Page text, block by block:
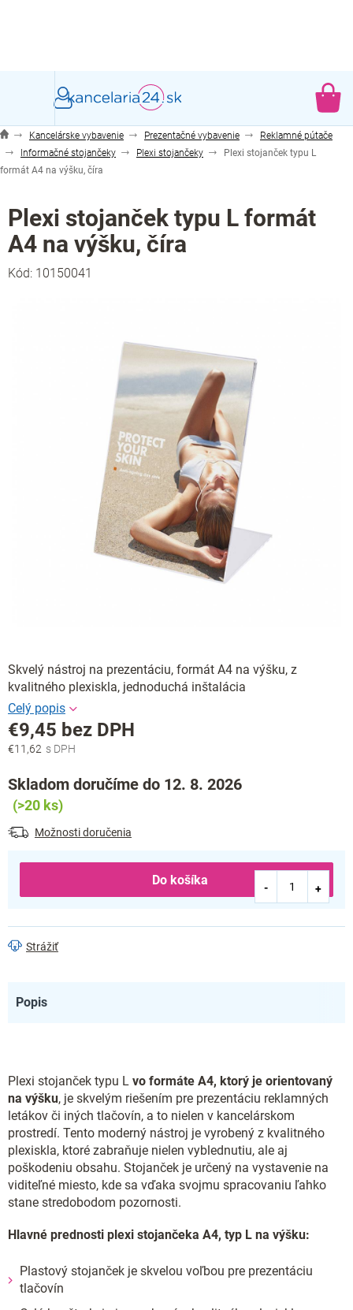
Kancelárske vybavenie Prezentačné vybavenie
Reklamné pútače
Informačné stojančeky
Plexi stojančeky
Plexi stojanček typu L
formát A4 na výšku, číra
Plexi stojanček typu L formát
A4 na výšku, číra
Kód: 10150041
Skvelý nástroj na prezentáciu, formát A4 na výšku, z
kvalitného plexiskla, jednoduchá inštalácia
€11,62
€9,45 bez DPH
Jednotková
Skladom doručíme do 12. 8. 2026
(>20 ks)
Možnosti doručenia
Do košíka
Strážiť
Popis
Plexi stojanček typu L vo formáte A4, ktorý je orientovaný
na výšku, je skvelým riešením pre prezentáciu reklamných
letákov či iných tlačovín, a to nielen v kancelárskom
prostredí. Tento moderný nástroj je vyrobený z kvalitného
plexiskla, ktoré zabraňuje nielen vyblednutiu, ale aj
poškodeniu obsahu. Stojanček je určený na vystavenie na
viditeľné miesto, kde sa vďaka svojmu spracovaniu ľahko
stane stredobodom pozornosti.
Hlavné prednosti plexi stojančeka A4, typ L na výšku:
Plastový stojanček je skvelou voľbou pre prezentáciu
tlačovín